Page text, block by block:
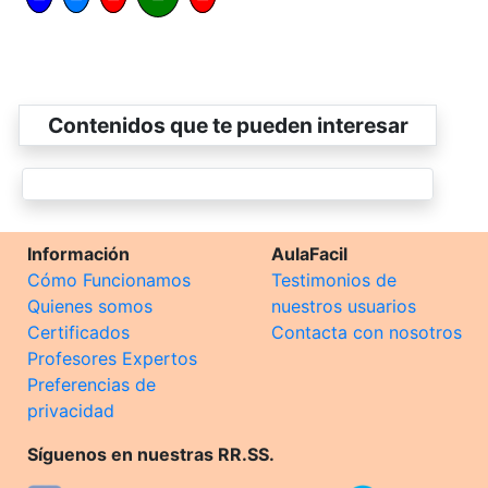
Contenidos que te pueden interesar
Información
Cómo Funcionamos
Quienes somos
Certificados
Profesores Expertos
Preferencias de
privacidad
AulaFacil
Testimonios de
nuestros usuarios
Contacta con nosotros
Síguenos en nuestras RR.SS.